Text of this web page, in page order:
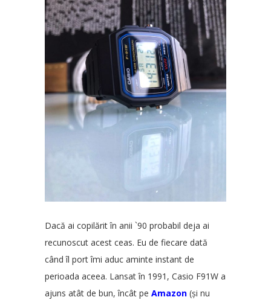
Dacă ai copilărit în anii `90 probabil deja ai
recunoscut acest ceas. Eu de fiecare dată
când îl port îmi aduc aminte instant de
perioada aceea. Lansat în 1991, Casio F91W a
ajuns atât de bun, încât pe Amazon (și nu